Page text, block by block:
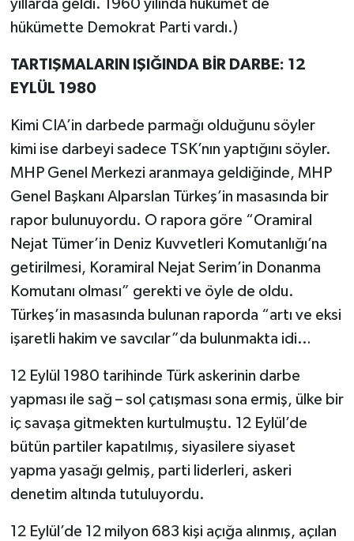
yıllarda geldi. 1960 yılında hükümet de
hükümette Demokrat Parti vardı.)
TARTIŞMALARIN IŞIĞINDA BİR DARBE: 12
EYLÜL 1980
Kimi CIA’in darbede parmağı olduğunu söyler
kimi ise darbeyi sadece TSK’nın yaptığını söyler.
MHP Genel Merkezi aranmaya geldiğinde, MHP
Genel Başkanı Alparslan Türkeş’in masasında bir
rapor bulunuyordu. O rapora göre “Oramiral
Nejat Tümer’in Deniz Kuvvetleri Komutanlığı’na
getirilmesi, Koramiral Nejat Serim’in Donanma
Komutanı olması” gerekti ve öyle de oldu.
Türkeş’in masasında bulunan raporda “artı ve eksi
işaretli hakim ve savcılar”da bulunmakta idi…
12 Eylül 1980 tarihinde Türk askerinin darbe
yapması ile sağ – sol çatışması sona ermiş, ülke bir
iç savaşa gitmekten kurtulmuştu. 12 Eylül’de
bütün partiler kapatılmış, siyasilere siyaset
yapma yasağı gelmiş, parti liderleri, askeri
denetim altında tutuluyordu.
12 Eylül’de 12 milyon 683 kişi açığa alınmış, açılan